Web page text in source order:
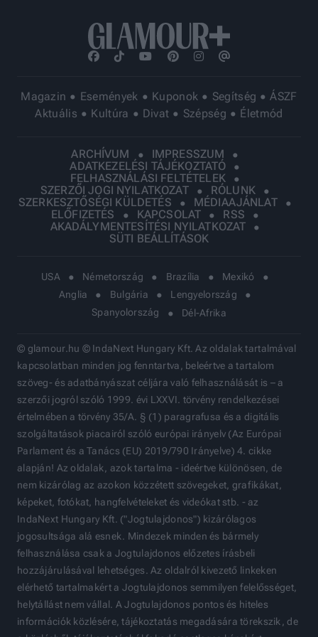
Magazin Események Kuponok Segítség
ÁSZF
Aktuális
Kultúra Divat Szépség Életmód
ARCHÍVUM
IMPRESSZUM
ADATKEZELÉSI TÁJÉKOZTATÓ
FELHASZNÁLÁSI FELTÉTELEK
SZERZŐI JOGI NYILATKOZAT
RÓLUNK
SZERKESZTŐSÉGI KÜLDETÉS
MÉDIAAJÁNLAT
ELŐFIZETÉS
KAPCSOLAT
RSS
AKADÁLYMENTESÍTÉSI NYILATKOZAT
SÜTI BEÁLLÍTÁSOK
USA Németország Brazília
Mexikó
Anglia
Bulgária
Lengyelország
Spanyolország
Dél-Afrika
© glamour.hu © IndaNext Hungary Kft. Az oldalak tartalmával
kapcsolatban minden jog fenntartva, beleértve a tartalom
szöveg- és adatbányászat céljára való felhasználását is – a
szerzői jogról szóló 1999. évi LXXVI. törvény rendelkezései
értelmében a törvény 35/A. § (1) paragrafusa és a digitális
szolgáltatások piacairól szóló európai irányelv (Az Európai
Parlament és a Tanács (EU) 2019/790 Irányelve) 4. cikke
alapján! Az oldalak, azok tartalma - ideértve különösen, de
nem kizárólag az azokon közzétett szövegeket, grafikákat,
képeket, fotókat, hangfelvételeket és videókat stb. - az
IndaNext Hungary Kft. ("Jogtulajdonos") kizárólagos
jogosultsága alá esnek. Mindezek minden és bármely
felhasználása csak a Jogtulajdonos előzetes írásbeli
hozzájárulásával lehetséges. Az oldalról kivezető linkeken
elérhető tartalmakért a Jogtulajdonos semmilyen felelősséget,
helytállást nem vállal. A Jogtulajdonos pontos és hiteles
információk közlésére, tájékoztatás megadására törekszik, de